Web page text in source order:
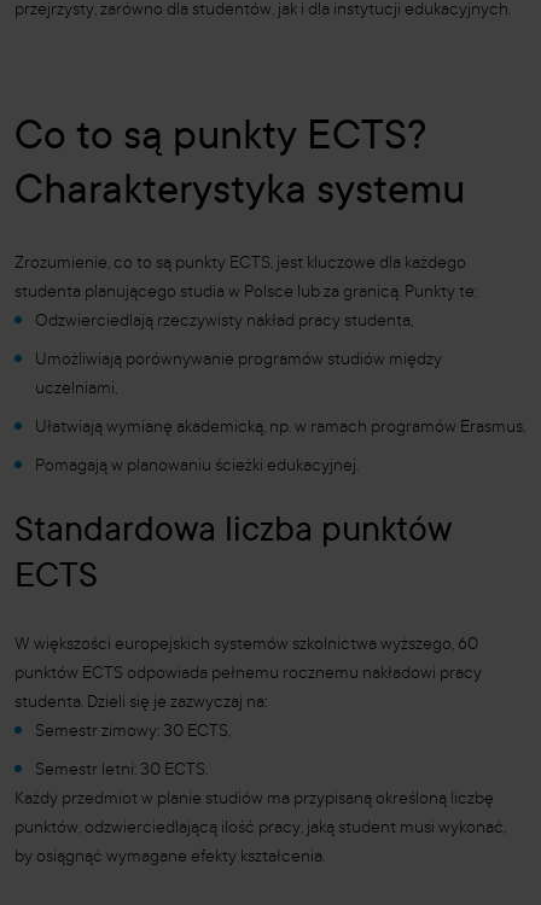
przejrzysty, zarówno dla studentów, jak i dla instytucji edukacyjnych.
Co to są punkty ECTS?
Charakterystyka systemu
Zrozumienie, co to są punkty ECTS, jest kluczowe dla każdego
studenta planującego studia w Polsce lub za granicą. Punkty te:
Odzwierciedlają rzeczywisty nakład pracy studenta,
Umożliwiają porównywanie programów studiów między
uczelniami,
Ułatwiają wymianę akademicką, np. w ramach programów Erasmus,
Pomagają w planowaniu ścieżki edukacyjnej.
Standardowa liczba punktów
ECTS
W większości europejskich systemów szkolnictwa wyższego, 60
punktów ECTS odpowiada pełnemu rocznemu nakładowi pracy
studenta. Dzieli się je zazwyczaj na:
Semestr zimowy: 30 ECTS,
Semestr letni: 30 ECTS.
Każdy przedmiot w planie studiów ma przypisaną określoną liczbę
punktów, odzwierciedlającą ilość pracy, jaką student musi wykonać,
by osiągnąć wymagane efekty kształcenia.